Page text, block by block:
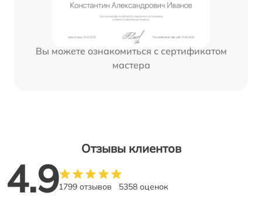
Вы можете ознакомиться с сертификатом
мастера
Отзывы клиентов
4.91799 отзывов 5358 оценок